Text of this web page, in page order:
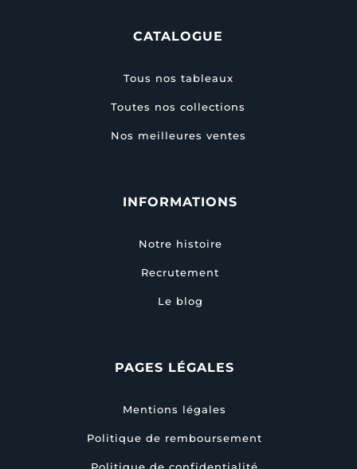
CATALOGUE
Tous nos tableaux
Toutes nos collections
Nos meilleures ventes
INFORMATIONS
Notre histoire
Recrutement
Le blog
PAGES LÉGALES
Mentions légales
Politique de remboursement
Politique de confidentialité